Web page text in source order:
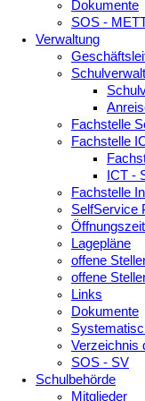
Dokumente
SOS -
Verwaltung
Fachstelle
Fachstelle
ICT -
Fachstelle
SelfService
Lagepläne
offene
offene
Links
Dokumente
Verzeichnis
SOS - SV
Schulbehörde
Mitglieder